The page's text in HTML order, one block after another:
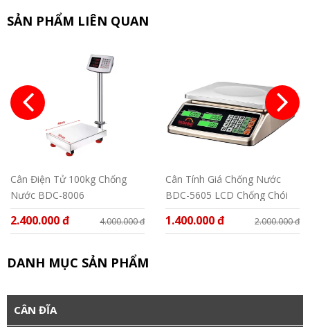
SẢN PHẨM LIÊN QUAN
Cân Điện Tử 100kg Chống
Nước BDC-8006
2.400.000 đ 4.000.000 đ
Cân Tính Giá Chống Nước
BDC-5605 LCD Chống Chói
1.400.000 đ 2.000.000 đ
DANH MỤC SẢN PHẨM
CÂN ĐĨA